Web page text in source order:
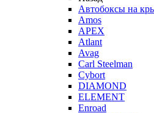
Автобоксы на
Amos
APEX
Atlant
Avag
Carl Steelman
Cybort
DIAMOND
ELEMENT
Enroad